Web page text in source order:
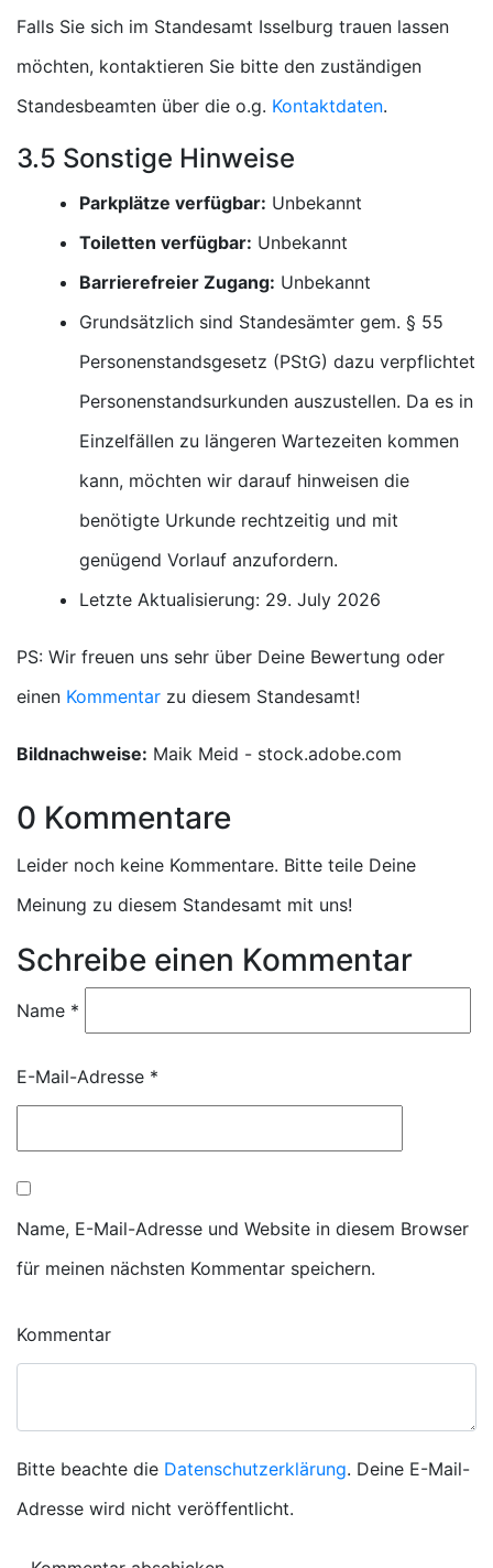
Falls Sie sich im Standesamt Isselburg trauen lassen
möchten, kontaktieren Sie bitte den zuständigen
Standesbeamten über die o.g. Kontaktdaten.
3.5 Sonstige Hinweise
Parkplätze verfügbar: Unbekannt
Toiletten verfügbar: Unbekannt
Barrierefreier Zugang: Unbekannt
Grundsätzlich sind Standesämter gem. § 55
Personenstandsgesetz (PStG) dazu verpflichtet
Personenstandsurkunden auszustellen. Da es in
Einzelfällen zu längeren Wartezeiten kommen
kann, möchten wir darauf hinweisen die
benötigte Urkunde rechtzeitig und mit
genügend Vorlauf anzufordern.
Letzte Aktualisierung: 29. July 2026
PS: Wir freuen uns sehr über Deine Bewertung oder
einen Kommentar zu diesem Standesamt!
Bildnachweise: Maik Meid - stock.adobe.com
0 Kommentare
Leider noch keine Kommentare. Bitte teile Deine
Meinung zu diesem Standesamt mit uns!
Schreibe einen Kommentar
Name *
E-Mail-Adresse *
Name, E-Mail-Adresse und Website in diesem Browser
für meinen nächsten Kommentar speichern.
Kommentar
Bitte beachte die Datenschutzerklärung. Deine E-Mail-
Adresse wird nicht veröffentlicht.